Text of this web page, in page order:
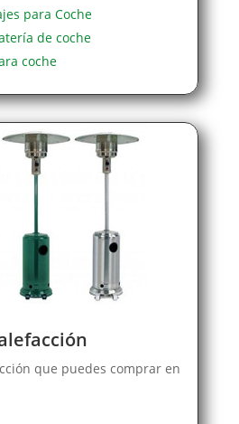
para Coche
de coche
coche
que puedes comprar en